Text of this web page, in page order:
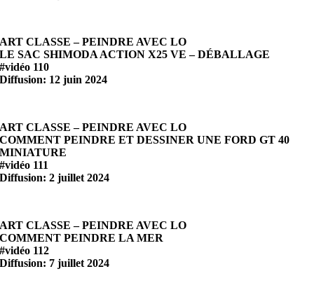
ART CLASSE – PEINDRE AVEC LO
LE SAC SHIMODA ACTION X25 VE – DÉBALLAGE
#vidéo 110
Diffusion: 12 juin 2024
ART CLASSE – PEINDRE AVEC LO
COMMENT PEINDRE ET DESSINER UNE FORD GT 40
MINIATURE
#vidéo 111
Diffusion: 2 juillet 2024
ART CLASSE – PEINDRE AVEC LO
COMMENT PEINDRE LA MER
#vidéo 112
Diffusion: 7 juillet 2024